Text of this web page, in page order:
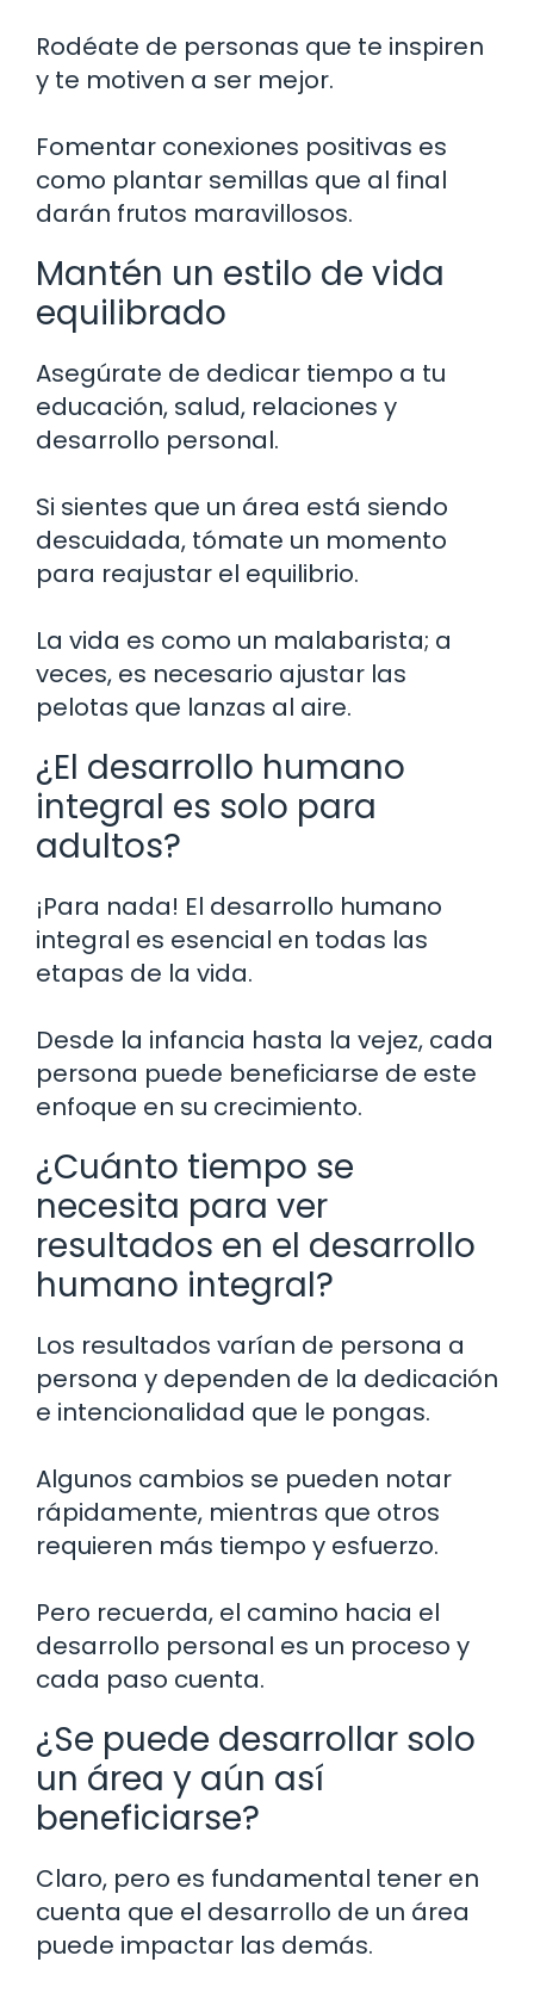
Rodéate de personas que te inspiren
y te motiven a ser mejor.
Fomentar conexiones positivas es
como plantar semillas que al final
darán frutos maravillosos.
Mantén un estilo de vida
equilibrado
Asegúrate de dedicar tiempo a tu
educación, salud, relaciones y
desarrollo personal.
Si sientes que un área está siendo
descuidada, tómate un momento
para reajustar el equilibrio.
La vida es como un malabarista; a
veces, es necesario ajustar las
pelotas que lanzas al aire.
¿El desarrollo humano
integral es solo para
adultos?
¡Para nada! El desarrollo humano
integral es esencial en todas las
etapas de la vida.
Desde la infancia hasta la vejez, cada
persona puede beneficiarse de este
enfoque en su crecimiento.
¿Cuánto tiempo se
necesita para ver
resultados en el desarrollo
humano integral?
Los resultados varían de persona a
persona y dependen de la dedicación
e intencionalidad que le pongas.
Algunos cambios se pueden notar
rápidamente, mientras que otros
requieren más tiempo y esfuerzo.
Pero recuerda, el camino hacia el
desarrollo personal es un proceso y
cada paso cuenta.
¿Se puede desarrollar solo
un área y aún así
beneficiarse?
Claro, pero es fundamental tener en
cuenta que el desarrollo de un área
puede impactar las demás.